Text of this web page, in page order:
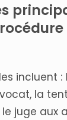
incluent :
la
juge aux